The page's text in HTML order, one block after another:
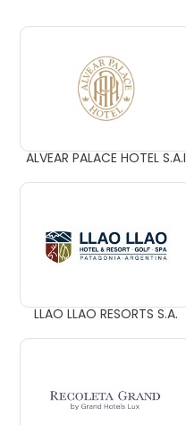
ALVEAR PALACE HOTEL S.A.I
LLAO LLAO RESORTS S.A.